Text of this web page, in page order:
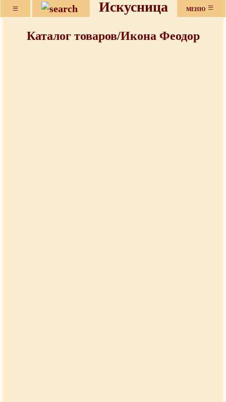
≡ Искусница МЕНЮ ≡
Каталог товаров/Икона Феодор